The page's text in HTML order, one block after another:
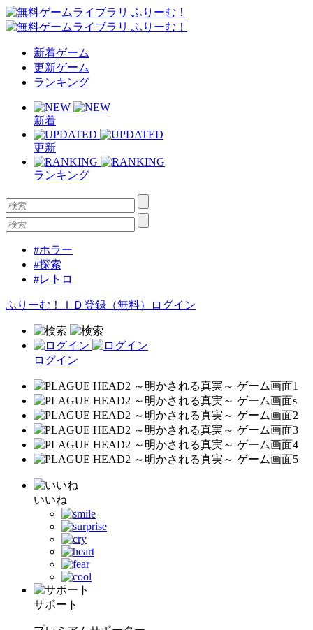
新着ゲーム
更新ゲーム
ランキング
新着
更新
ランキング
#ホラー
#探索
#レトロ
ふりーむ！ＩＤ登録（無料） ログイン
ログイン
いいね
サポート